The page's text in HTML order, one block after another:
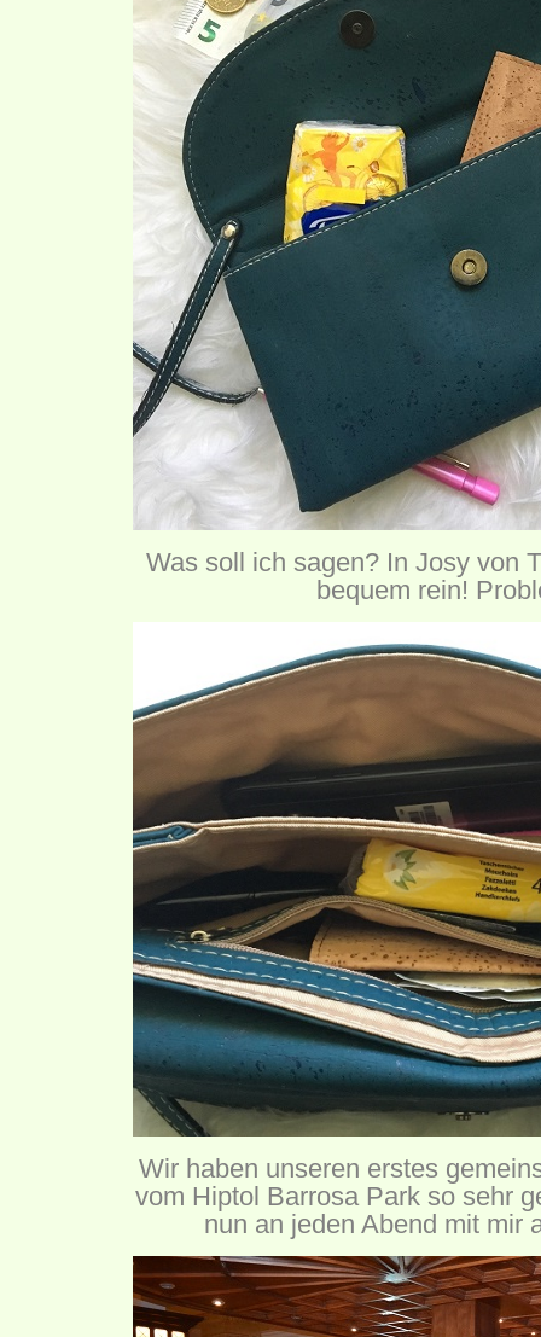
Was soll ich sagen? In Josy von
bequem rein!
Wir haben unseren erstes
vom Hiptol Barrosa Park so sehr
nun an jeden Abend mit mir